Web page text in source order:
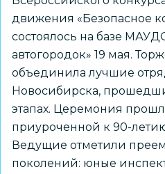
движения «Безопасное
состоялось на базе
автогородок» 19 мая.
объединила лучшие
Новосибирска,
этапах. Церемония
приуроченной к 90-
Ведущие отметили
поколений: юные